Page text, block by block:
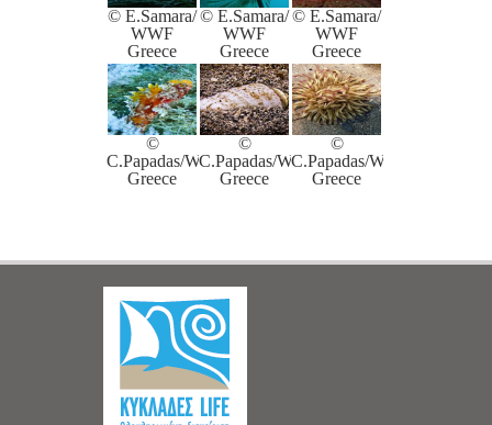
© E.Samara/
WWF
Greece
© E.Samara/
WWF
Greece
© E.Samara/
WWF
Greece
©
C.Papadas/WWF
Greece
©
C.Papadas/WWF
Greece
©
C.Papadas/WWF
Greece